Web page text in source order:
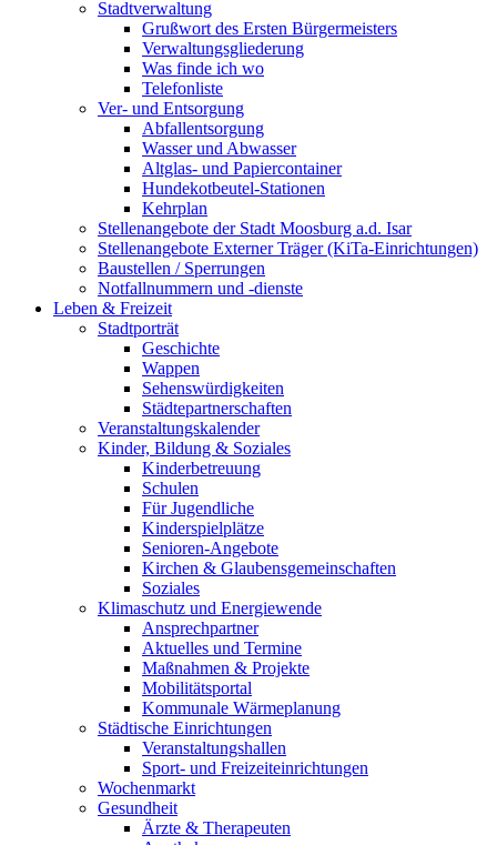
Stadtverwaltung
Grußwort des Ersten Bürgermeisters
Verwaltungsgliederung
Was finde ich wo
Telefonliste
Ver- und Entsorgung
Abfallentsorgung
Wasser und Abwasser
Altglas- und Papiercontainer
Hundekotbeutel-Stationen
Kehrplan
Stellenangebote der Stadt Moosburg a.d. Isar
Stellenangebote Externer Träger (KiTa-Einrichtungen)
Baustellen / Sperrungen
Notfallnummern und -dienste
Leben & Freizeit
Stadtporträt
Geschichte
Wappen
Sehenswürdigkeiten
Städtepartnerschaften
Veranstaltungskalender
Kinder, Bildung & Soziales
Kinderbetreuung
Schulen
Für Jugendliche
Kinderspielplätze
Senioren-Angebote
Kirchen & Glaubensgemeinschaften
Soziales
Klimaschutz und Energiewende
Ansprechpartner
Aktuelles und Termine
Maßnahmen & Projekte
Mobilitätsportal
Kommunale Wärmeplanung
Städtische Einrichtungen
Veranstaltungshallen
Sport- und Freizeiteinrichtungen
Wochenmarkt
Gesundheit
Ärzte & Therapeuten